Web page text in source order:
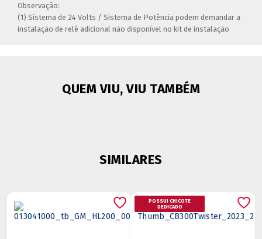
Observação:
(1) Sistema de 24 Volts / Sistema de Potência podem demandar a
instalação de relê adicional não disponível no kit de instalação
QUEM VIU, VIU TAMBÉM
SIMILARES
POSSUI CHICOTE
DEDICADO